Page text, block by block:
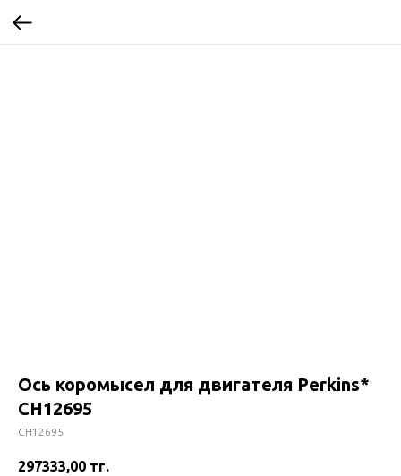
Ось коромысел для двигателя Perkins*
СН12695
СН12695
297333,00 тг.